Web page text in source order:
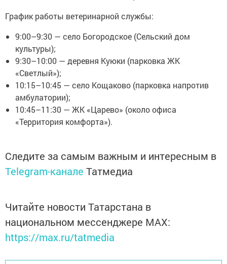
График работы ветеринарной службы:
9:00–9:30 — село Богородское (Сельский дом
культуры);
9:30–10:00 — деревня Куюки (парковка ЖК
«Светлый»);
10:15–10:45 — село Кощаково (парковка напротив
амбулатории);
10:45–11:30 — ЖК «Царево» (около офиса
«Территория комфорта»).
Следите за самым важным и интересным в
Telegram-канале Татмедиа
Читайте новости Татарстана в
национальном мессенджере MАХ:
https://max.ru/tatmedia